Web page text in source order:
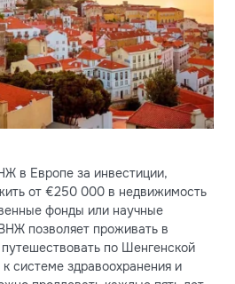
в Европе за инвестиции,
от €250 000 в недвижимость
фонды или научные
позволяет проживать в
по Шенгенской
системе здравоохранения и